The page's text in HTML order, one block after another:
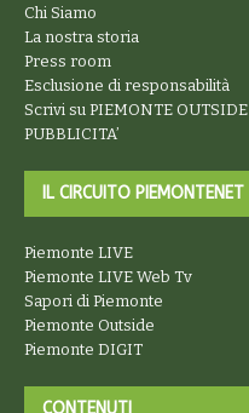
Chi Siamo
La nostra storia
Press room
Esclusione di responsabilità
Scrivi su PIEMONTE OUTSIDE
PUBBLICITA’
IL CIRCUITO PIEMONTENET
Piemonte LIVE
Piemonte LIVE Web Tv
Sapori di Piemonte
Piemonte Outside
Piemonte DIGIT